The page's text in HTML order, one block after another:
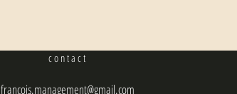
contact
francois.management@gmail.com